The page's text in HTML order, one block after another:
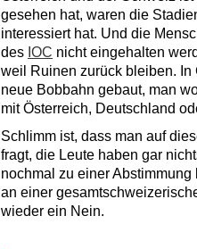
gesehen hat, waren die
interessiert hat. Und die
des IOC nicht eingehalten
weil Ruinen zurück bleiben. In
neue Bobbahn gebaut, man
mit Österreich, Deutschland
Schlimm ist, dass man auf
fragt, die Leute haben gar
nochmal zu einer
an einer
wieder ein Nein.